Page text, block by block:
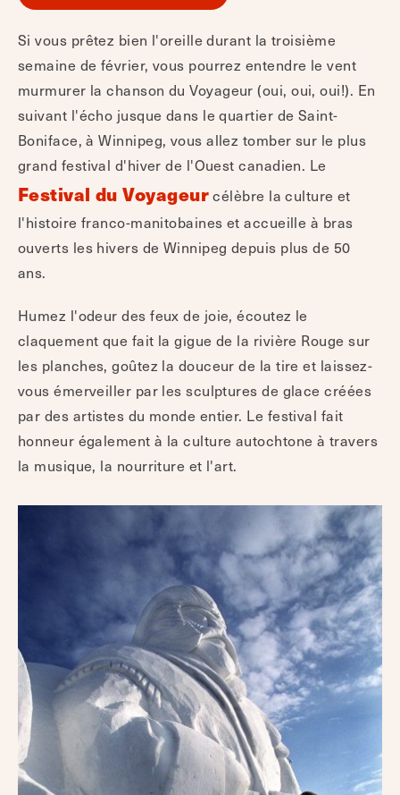
Si vous prêtez bien l'oreille durant la troisième
semaine de février, vous pourrez entendre le vent
murmurer la chanson du Voyageur (oui, oui, oui!). En
suivant l'écho jusque dans le quartier de Saint-
Boniface, à Winnipeg, vous allez tomber sur le plus
grand festival d'hiver de l'Ouest canadien. Le
Festival du Voyageurcélèbre la culture et
l'histoire franco-manitobaines et accueille à bras
ouverts les hivers de Winnipeg depuis plus de 50
ans.
Humez l'odeur des feux de joie, écoutez le
claquement que fait la gigue de la rivière Rouge sur
les planches, goûtez la douceur de la tire et laissez-
vous émerveiller par les sculptures de glace créées
par des artistes du monde entier. Le festival fait
honneur également à la culture autochtone à travers
la musique, la nourriture et l'art.